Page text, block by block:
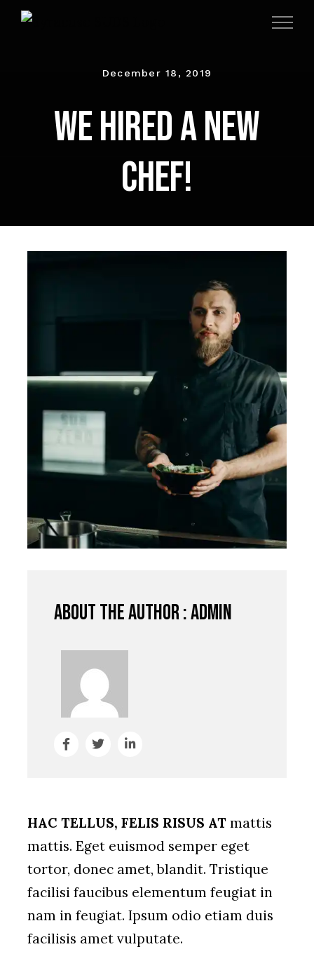
Skip
December 18, 2019
We hired a new
chef!
About the author : admin
HAC TELLUS, FELIS RISUS AT mattis
mattis. Eget euismod semper eget
tortor, donec amet, blandit. Tristique
facilisi faucibus elementum feugiat in
nam in feugiat. Ipsum odio etiam duis
facilisis amet vulputate.